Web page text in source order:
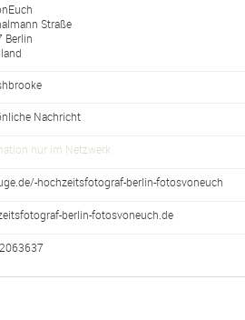
Straße
Berlin
Nachricht
nur im Netzwerk
hochzeitsfotograf-berlin-fotosvoneuch
berlin-fotosvoneuch.de